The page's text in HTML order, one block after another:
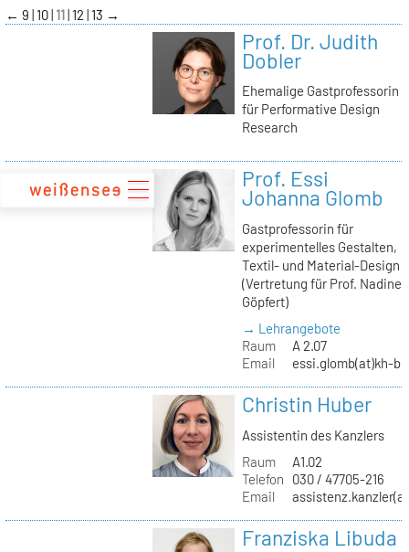
zum
Inhalt
← 9 10 11 12 13 →
Prof. Dr. Judith
Dobler
Ehemalige Gastprofessorin
für Performative Design
Research
Prof. Essi
Johanna Glomb
Gastprofessorin für
experimentelles Gestalten,
Textil- und Material-Design
(Vertretung für Prof. Nadine
Göpfert)
→ Lehrangebote
Raum
A 2.07
Email
essi.glomb(at)kh-
Christin Huber
Assistentin des Kanzlers
Raum
A1.02
Telefon
030 / 47705-216
Email
Franziska Libuda